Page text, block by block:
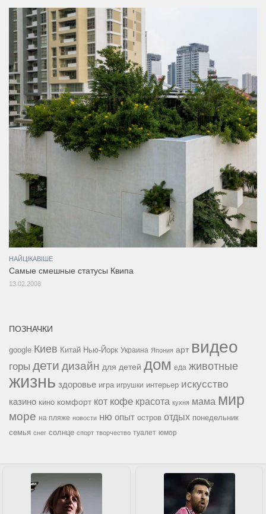
НАЙЦІКАВІШЕ
Самые смешные статусы Квипа
13.02.2008
ПОЗНАЧКИ
google Киев Китай Нью-Йорк Украина Япония арт видео
горы дети дизайн для детей дом еда животные
жизнь здоровье игра игрушки интерьер искусство
казино кино комфорт кот кофе красота кухня мама мир
море на пляже новости ню опыт остров отдых понедельник
семья снег солнце спорт творчество туалет юмор